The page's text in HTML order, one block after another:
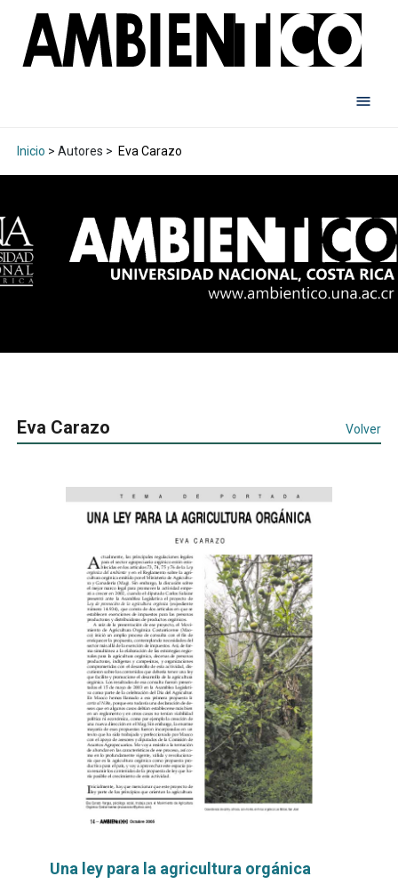
Inicio > Autores > Eva Carazo
Eva Carazo Volver
Una ley para la agricultura orgánica